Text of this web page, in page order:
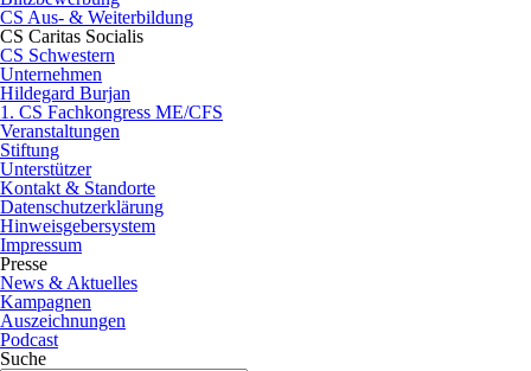
CS Aus- & Weiterbildung
CS Caritas Socialis
CS Schwestern
Unternehmen
Hildegard Burjan
1. CS Fachkongress ME/CFS
Veranstaltungen
Stiftung
Unterstützer
Kontakt & Standorte
Datenschutzerklärung
Hinweisgebersystem
Impressum
Presse
News & Aktuelles
Kampagnen
Auszeichnungen
Podcast
Suche